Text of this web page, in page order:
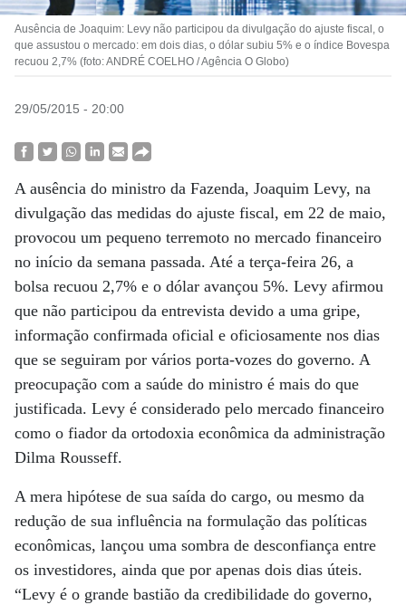
Ausência de Joaquim: Levy não participou da divulgação do ajuste fiscal, o
que assustou o mercado: em dois dias, o dólar subiu 5% e o índice Bovespa
recuou 2,7% (foto: ANDRÉ COELHO / Agência O Globo)
29/05/2015 - 20:00
A ausência do ministro da Fazenda, Joaquim Levy, na
divulgação das medidas do ajuste fiscal, em 22 de maio,
provocou um pequeno terremoto no mercado financeiro
no início da semana passada. Até a terça-feira 26, a
bolsa recuou 2,7% e o dólar avançou 5%. Levy afirmou
que não participou da entrevista devido a uma gripe,
informação confirmada oficial e oficiosamente nos dias
que se seguiram por vários porta-vozes do governo. A
preocupação com a saúde do ministro é mais do que
justificada. Levy é considerado pelo mercado financeiro
como o fiador da ortodoxia econômica da administração
Dilma Rousseff.
A mera hipótese de sua saída do cargo, ou mesmo da
redução de sua influência na formulação das políticas
econômicas, lançou uma sombra de desconfiança entre
os investidores, ainda que por apenas dois dias úteis.
“Levy é o grande bastião da credibilidade do governo,